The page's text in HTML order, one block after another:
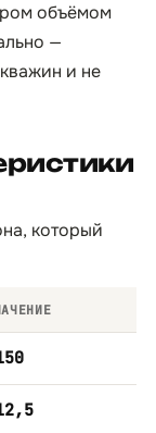
объёмом
—
и не
который